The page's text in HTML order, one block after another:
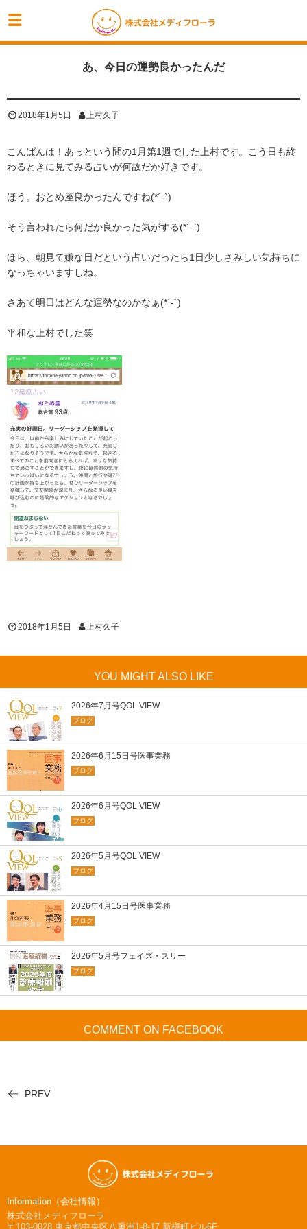
あ、今日の運勢良かったんだ
2018年1月5日 上村久子
こんばんは！あっという間の1月第1週でした上村です。こう日も終
わるときに見てみる占いが何故だか好きです。
ほう。おとめ座良かったんですね(*´-`)
そう言われたら何だか良かった気がする(*´-`)
ほら、朝見て嫌な日だという占いだったら1日少しさみしい気持ちに
なっちゃいますしね。
さあて明日はどんな運勢なのかなぁ(*´-`)
平和な上村でした笑
2018年1月5日 上村久子
YOU MIGHT ALSO LIKE
2026年7月号QOL VIEW
ブログ
2026年6月15日号医事業務
ブログ
2026年6月号QOL VIEW
ブログ
2026年5月号QOL VIEW
ブログ
2026年4月15日号医事業務
ブログ
2026年5月号フェイズ・スリー
ブログ
COMMENT ON FACEBOOK
PREV
Information（会社情報）
株式会社メディフローラ
〒103-0028 東京都中央区八重洲1-8-17 新槇町ビル6F